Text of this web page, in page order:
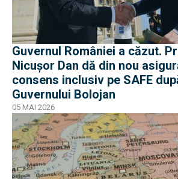
Guvernul României a căzut.
Nicușor Dan dă din nou
consens inclusiv pe SAFE
Guvernului Bolojan
05 MAI 2026